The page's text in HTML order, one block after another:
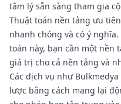
tâm lý sẵn sàng tham gia
Thuật toán nền tảng ưu
nhanh chóng và có ý
toán này, bạn cần một nền
giá trị cho cả nền tảng và
Các dịch vụ như
lược bằng cách mang lại